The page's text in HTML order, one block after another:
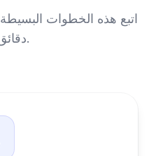
اتبع هذه الخطوات
دقائق معدودة.